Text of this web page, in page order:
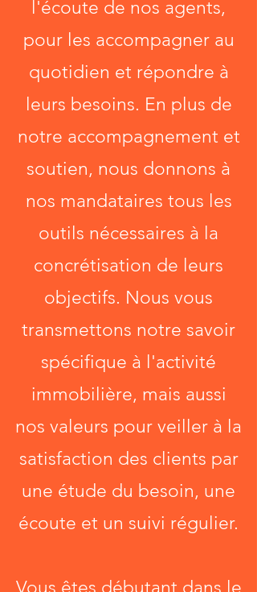
l'écoute de nos agents,
pour les accompagner au
quotidien et répondre à
leurs besoins. En plus de
notre accompagnement et
soutien, nous donnons à
nos mandataires tous les
outils nécessaires à la
concrétisation de leurs
objectifs. Nous vous
transmettons notre savoir
spécifique à l'activité
immobilière, mais aussi
nos valeurs pour veiller à la
satisfaction des clients par
une étude du besoin, une
écoute et un suivi régulier.
Vous êtes débutant dans le